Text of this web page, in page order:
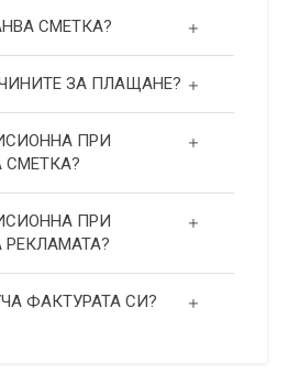
СМЕТКА?
ЗА ПЛАЩАНЕ?
ПРИ
СМЕТКА?
ПРИ
ФАКТУРАТА СИ?